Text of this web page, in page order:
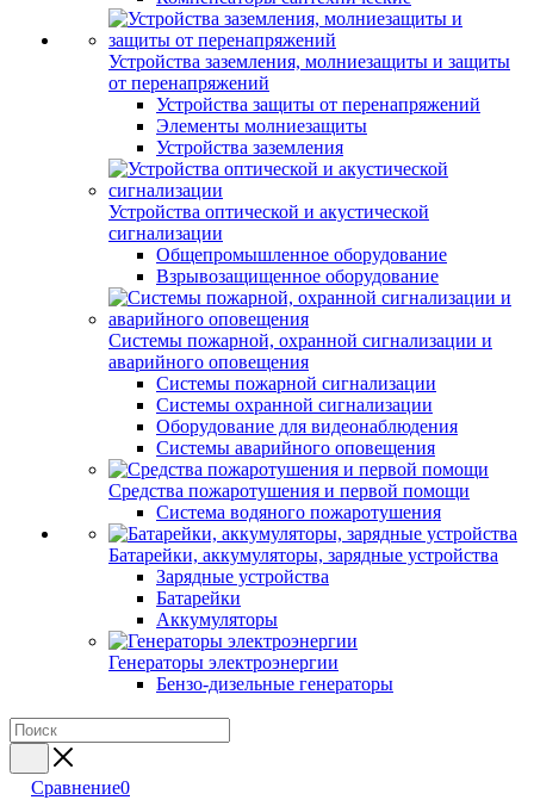
Устройства заземления, молниезащиты и защиты
от перенапряжений
Устройства защиты от перенапряжений
Элементы молниезащиты
Устройства заземления
Устройства оптической и акустической
сигнализации
Общепромышленное оборудование
Взрывозащищенное оборудование
Системы пожарной, охранной сигнализации и
аварийного оповещения
Системы пожарной сигнализации
Системы охранной сигнализации
Оборудование для видеонаблюдения
Системы аварийного оповещения
Средства пожаротушения и первой помощи
Система водяного пожаротушения
Батарейки, аккумуляторы, зарядные устройства
Зарядные устройства
Батарейки
Аккумуляторы
Генераторы электроэнергии
Бензо-дизельные генераторы
Сравнение0